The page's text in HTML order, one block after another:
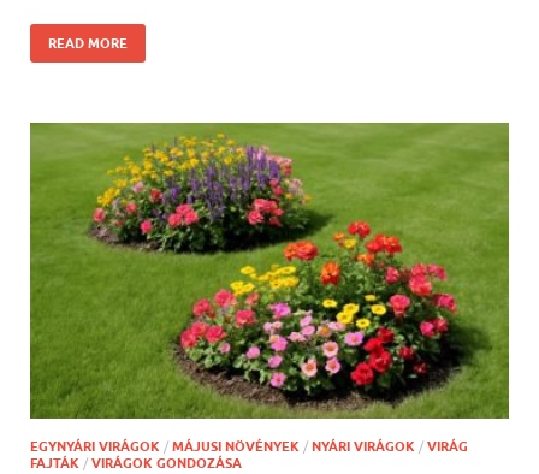
READ MORE
EGYNYÁRI VIRÁGOK / MÁJUSI NÖVÉNYEK / NYÁRI VIRÁGOK / VIRÁG
FAJTÁK / VIRÁGOK GONDOZÁSA